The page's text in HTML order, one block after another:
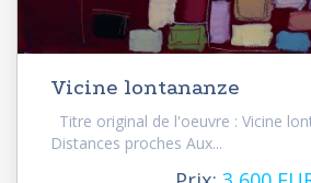
Vicine lontananze
Titre original de l'oeuvre : Vicine
Distances proches Aux...